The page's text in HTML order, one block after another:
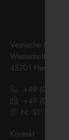
Vestische
Westerholter
45701 Herten
+49 (0) 2366
+49 (0) 2366
N: 51º 36’
Kontakt